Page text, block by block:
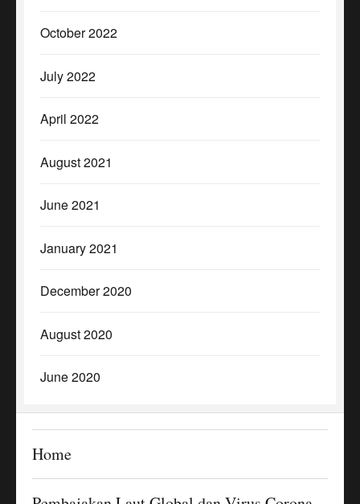
October 2022
July 2022
April 2022
August 2021
June 2021
January 2021
December 2020
August 2020
June 2020
Home